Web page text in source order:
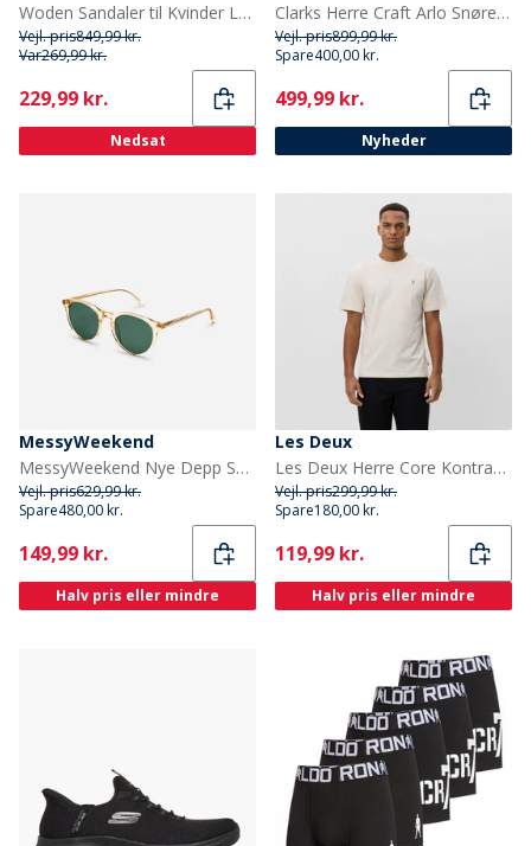
Woden Sandaler til Kvinder Louisa 813 Elfenben
Vejl. pris849,99 kr.
Var269,99 kr.
Current
229,99 kr.
Nedsat
Clarks Herre Craft Arlo Snørebånd Sko British Tan
Vejl. pris899,99 kr.
Spare400,00 kr.
Current
499,99 kr.
Nyheder
MessyWeekend
MessyWeekend Nye Depp Solbriller Champagne
Vejl. pris629,99 kr.
Spare480,00 kr.
Current
149,99 kr.
Halv pris eller mindre
Les Deux
Les Deux Herre Core Kontrast T-shirt Ivory
Vejl. pris299,99 kr.
Spare180,00 kr.
Current
119,99 kr.
Halv pris eller mindre